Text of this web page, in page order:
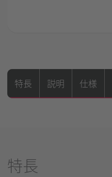
特長 説明 仕様
特長